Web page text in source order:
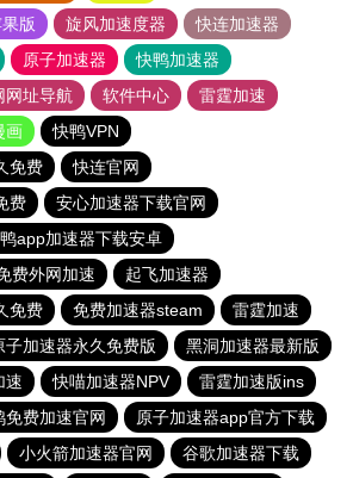
版
旋风加速度器
快连加速器
原子加速器
快鸭加速器
网址导航 软件中心
雷霆加速
画
快鸭VPN
免费
快连官网
费
安心加速器下载官网
app加速器下载安卓
费外网加速
起飞加速器
免费
免费加速器steam
雷霆加速
子加速器永久免费版
黑洞加速器最新版
速 快喵加速器NPV
雷霆加速版ins
免费加速官网
原子加速器app官方下载
小火箭加速器官网 谷歌加速器下载